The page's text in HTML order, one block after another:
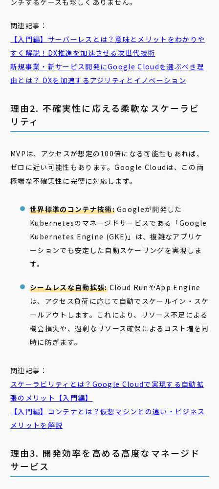
ンチするケースも珍しくありません。
関連記事：
【入門編】 サーバーレス とは？意味とメリットをわかりや
すく解説！DX推進を加速させる次世代技術
新規事業 ・新サービス開発にGoogle Cloudを選ぶべき理
由とは？ DXを加速するアジリティとイノベーション
理由2. 不確実性に応える柔軟なスケーラビ
リティ
MVPは、アクセスが想定の100倍になる可能性もあれば、
ゼロに近い可能性もあります。Google Cloudは、この両
極端な不確実性に完璧に対応します。
世界標準のコンテナ技術:Googleが開発した
Kubernetesのマネージドサービスである「Google
Kubernetes Engine (GKE)」は、複雑なアプリケ
ーションでも安定した自動スケーリングを実現しま
す。
シームレスな自動拡張:Cloud RunやApp Engine
は、アクセス負荷に応じて自動でスケールイン・スケ
ールアウトします。これにより、リソース不足による
機会損失や、過剰なリソース確保によるコスト増を同
時に防ぎます。
関連記事：
スケーラビリティ とは？Google Cloudで実現する自動拡
張のメリット【入門編】
【入門編】 コンテナ とは？仮想マシンとの違い・ビジネス
メリットを解説
理由3. 開発効率を高める高度なマネージド
サービス